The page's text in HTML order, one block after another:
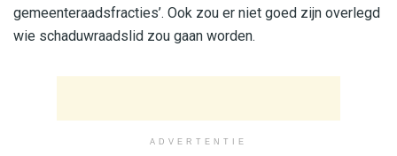
gemeenteraadsfracties’. Ook zou er niet goed zijn overlegd
wie schaduwraadslid zou gaan worden.
ADVERTENTIE